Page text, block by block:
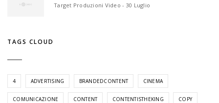
Target Produzioni Video - 30 Luglio
TAGS CLOUD
4 ADVERTISING BRANDEDCONTENT CINEMA
COMUNICAZIONE CONTENT CONTENTISTHEKING COPY